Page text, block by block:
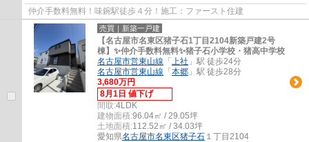
仲介手数料無料！味鋺駅徒歩４分！施工：ファースト住建
売買｜新築一戸建
【名古屋市名東区猪子石1丁目2104新築戸建2号
棟】✨️仲介手数料無料✨️猪子石小学校・猪高中学校
名古屋市営東山線 「 上社 」駅 徒歩24分
名古屋市営東山線 「 本郷 」駅 徒歩28分
3,680万円
8月1日 値下げ
間取:4LDK
建物面積:96.04㎡ / 29.05坪
土地面積:112.52㎡ / 34.03坪
愛知県名古屋市名東区猪子石 １丁目2104